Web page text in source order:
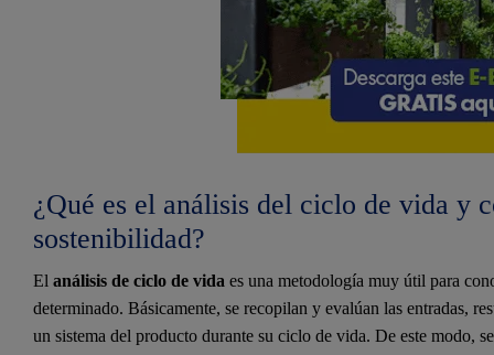
¿Qué es el análisis del ciclo de vida y
sostenibilidad?
El análisis de ciclo de vida es una metodología muy útil para
determinado. Básicamente, se recopilan y evalúan las entradas,
un sistema del producto durante su ciclo de vida. De este modo,